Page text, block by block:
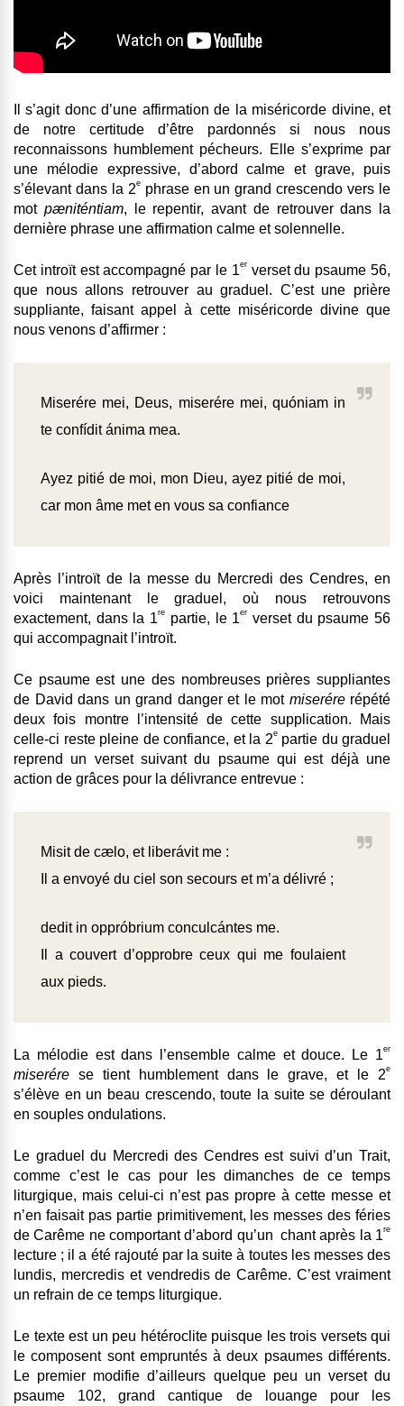
Il s’agit donc d’une affirmation de la miséricorde divine, et
de notre certitude d’être pardonnés si nous nous
reconnaissons humblement pécheurs. Elle s’exprime par
une mélodie expressive, d’abord calme et grave, puis
s’élevant dans la 2ephrase en un grand crescendo vers le
mot pæniténtiam, le repentir, avant de retrouver dans la
dernière phrase une affirmation calme et solennelle.
Cet introït est accompagné par le 1er verset du psaume 56,
que nous allons retrouver au graduel. C’est une prière
suppliante, faisant appel à cette miséricorde divine que
nous venons d’affirmer :
Miserére mei, Deus, miserére mei, quóniam in
te confídit ánima mea.
Ayez pitié de moi, mon Dieu, ayez pitié de moi,
car mon âme met en vous sa confiance
Après l’introït de la messe du Mercredi des Cendres, en
voici maintenant le graduel, où nous retrouvons
exactement, dans la 1re partie, le 1er verset du psaume 56
qui accompagnait l’introït.
Ce psaume est une des nombreuses prières suppliantes
de David dans un grand danger et le mot miserérerépété
deux fois montre l’intensité de cette supplication. Mais
celle-ci reste pleine de confiance, et la 2epartie du graduel
reprend un verset suivant du psaume qui est déjà une
action de grâces pour la délivrance entrevue :
Misit de cælo, et liberávit me :
Il a envoyé du ciel son secours et m’a délivré ;
dedit in oppróbrium conculcántes me.
Il a couvert d’opprobre ceux qui me foulaient
aux pieds.
La mélodie est dans l’ensemble calme et douce. Le 1er
miserére se tient humblement dans le grave, et le 2e
s’élève en un beau crescendo, toute la suite se déroulant
en souples ondulations.
Le graduel du Mercredi des Cendres est suivi d’un Trait,
comme c’est le cas pour les dimanches de ce temps
liturgique, mais celui-ci n’est pas propre à cette messe et
n’en faisait pas partie primitivement, les messes des féries
de Carême ne comportant d’abord qu’un chant après la 1re
lecture ; il a été rajouté par la suite à toutes les messes des
lundis, mercredis et vendredis de Carême. C’est vraiment
un refrain de ce temps liturgique.
Le texte est un peu hétéroclite puisque les trois versets qui
le composent sont empruntés à deux psaumes différents.
Le premier modifie d’ailleurs quelque peu un verset du
psaume 102, grand cantique de louange pour les